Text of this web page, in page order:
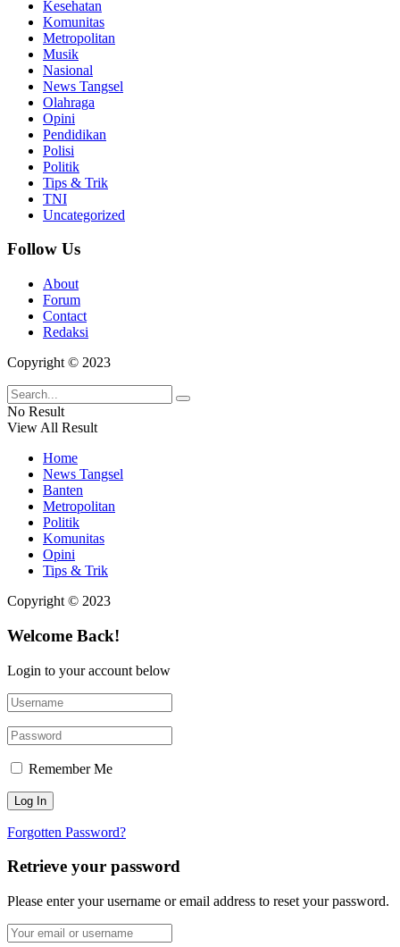
Kesehatan
Komunitas
Metropolitan
Musik
Nasional
News Tangsel
Olahraga
Opini
Pendidikan
Polisi
Politik
Tips & Trik
TNI
Uncategorized
Follow Us
About
Forum
Contact
Redaksi
Copyright © 2023
No Result
View All Result
Home
News Tangsel
Banten
Metropolitan
Politik
Komunitas
Opini
Tips & Trik
Copyright © 2023
Welcome Back!
Login to your account below
Remember Me
Forgotten Password?
Retrieve your password
Please enter your username or email address to reset your password.